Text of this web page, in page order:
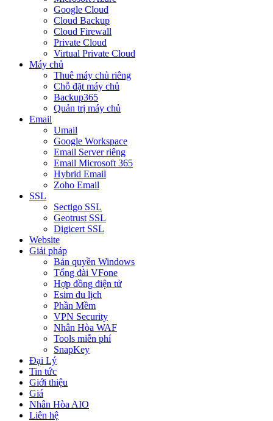
Google Cloud
Cloud Backup
Cloud Firewall
Private Cloud
Virtual Private Cloud
Máy chủ
Thuê máy chủ riêng
Chỗ đặt máy chủ
Backup365
Quản trị máy chủ
Email
Umail
Google Workspace
Email Server riêng
Email Microsoft 365
Hybrid Email
Zoho Email
SSL
Sectigo SSL
Geotrust SSL
Digicert SSL
Website
Giải pháp
Bản quyền Windows
Tổng đài VFone
Hợp đồng điện tử
Esim du lịch
Phần Mềm
VPN Security
Nhân Hòa WAF
Tools miễn phí
SnapKey
Đại Lý
Tin tức
Giới thiệu
Giá
Nhân Hòa AIO
Liên hệ